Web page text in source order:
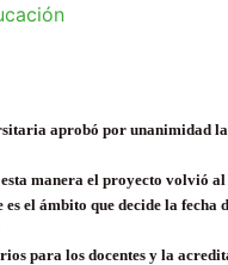
aprobó por unanimidad
manera el proyecto volvió
el ámbito que decide la fecha
para los docentes y la